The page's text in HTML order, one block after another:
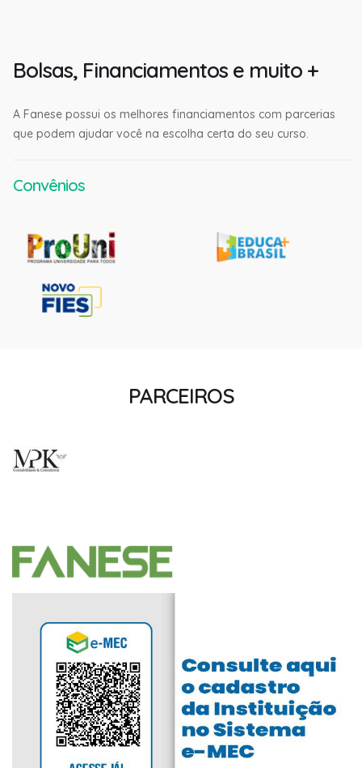
Bolsas, Financiamentos e muito +
A Fanese possui os melhores financiamentos com parcerias
que podem ajudar você na escolha certa do seu curso.
Convênios
PARCEIROS